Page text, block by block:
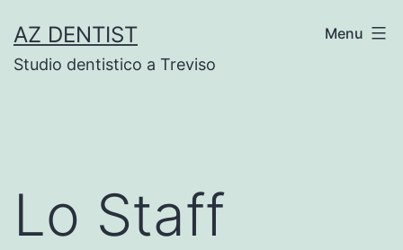
to
content
AZ DENTIST
Studio dentistico a Treviso
Menu
Lo Staff